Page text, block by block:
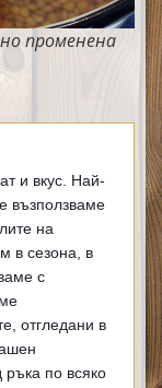
променена
и вкус. Най-
възползваме
на
в сезона, в
с
отгледани в
ръка по всяко